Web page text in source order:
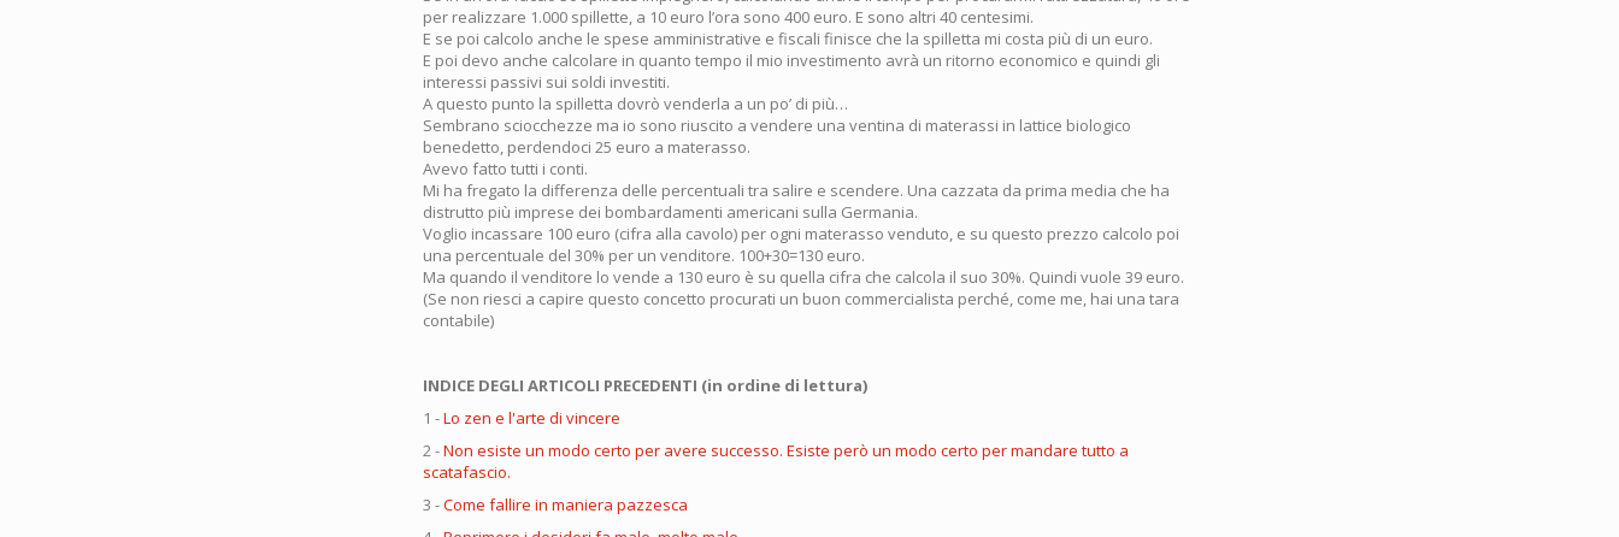
per realizzare 1.000 spillette, a 10 euro l’ora sono 400 euro. E sono altri 40 centesimi.
E se poi calcolo anche le spese amministrative e fiscali finisce che la spilletta mi costa più di un euro.
E poi devo anche calcolare in quanto tempo il mio investimento avrà un ritorno economico e quindi gli
interessi passivi sui soldi investiti.
A questo punto la spilletta dovrò venderla a un po’ di più…
Sembrano sciocchezze ma io sono riuscito a vendere una ventina di materassi in lattice biologico
benedetto, perdendoci 25 euro a materasso.
Avevo fatto tutti i conti.
Mi ha fregato la differenza delle percentuali tra salire e scendere. Una cazzata da prima media che ha
distrutto più imprese dei bombardamenti americani sulla Germania.
Voglio incassare 100 euro (cifra alla cavolo) per ogni materasso venduto, e su questo prezzo calcolo poi
una percentuale del 30% per un venditore. 100+30=130 euro.
Ma quando il venditore lo vende a 130 euro è su quella cifra che calcola il suo 30%. Quindi vuole 39 euro.
(Se non riesci a capire questo concetto procurati un buon commercialista perché, come me, hai una tara
contabile)
INDICE DEGLI ARTICOLI PRECEDENTI (in ordine di lettura)
1 -Lo zen e l'arte di vincere
2 -Non esiste un modo certo per avere successo. Esiste però un modo certo per mandare tutto a
scatafascio.
3 -Come fallire in maniera pazzesca